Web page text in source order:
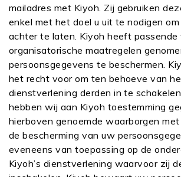
mailadres met Kiyoh. Zij gebruiken
enkel met het doel u uit te nodigen
achter te laten. Kiyoh heeft passende
organisatorische maatregelen
persoonsgegevens te beschermen.
het recht voor om ten behoeve van
dienstverlening derden in te
hebben wij aan Kiyoh toestemming
hierboven genoemde waarborgen
de bescherming van uw
eveneens van toepassing op de
Kiyoh’s dienstverlening waarvoor zij